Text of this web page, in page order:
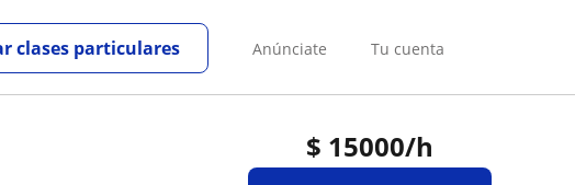
Anúnciate Tu cuenta
clases particulares
$ 15000/h